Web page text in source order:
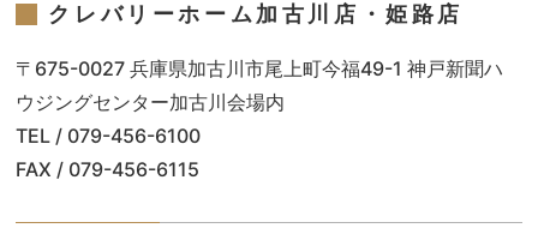
クレバリーホーム加古川店・姫路店
〒675-0027 兵庫県加古川市尾上町今福49-1 神戸新聞ハ
ウジングセンター加古川会場内
TEL / 079-456-6100
FAX / 079-456-6115